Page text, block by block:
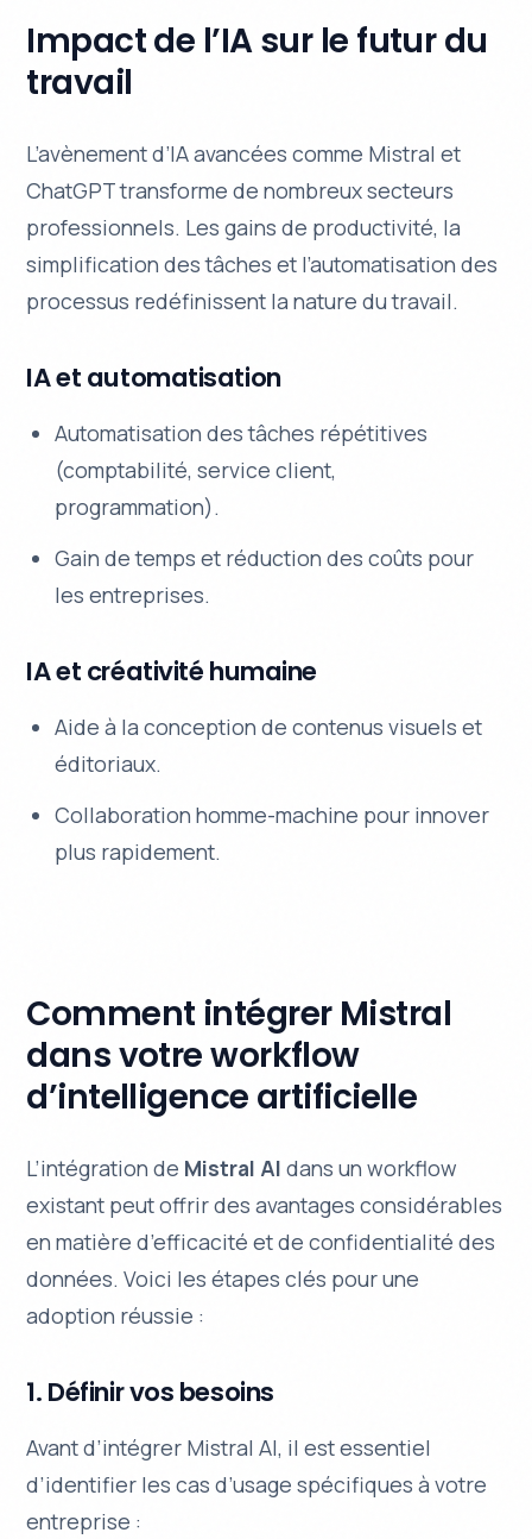
Impact de l’IA sur le futur du
travail
L’avènement d’IA avancées comme Mistral et
ChatGPT transforme de nombreux secteurs
professionnels. Les gains de productivité, la
simplification des tâches et l’automatisation des
processus redéfinissent la nature du travail.
IA et automatisation
Automatisation des tâches répétitives
(comptabilité, service client,
programmation).
Gain de temps et réduction des coûts pour
les entreprises.
IA et créativité humaine
Aide à la conception de contenus visuels et
éditoriaux.
Collaboration homme-machine pour innover
plus rapidement.
Comment intégrer Mistral
dans votre workflow
d’intelligence artificielle
L’intégration de Mistral AI dans un workflow
existant peut offrir des avantages considérables
en matière d’efficacité et de confidentialité des
données. Voici les étapes clés pour une
adoption réussie :
1. Définir vos besoins
Avant d’intégrer Mistral AI, il est essentiel
d’identifier les cas d’usage spécifiques à votre
entreprise :